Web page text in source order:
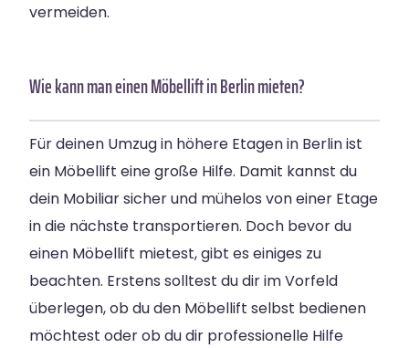
vermeiden.
Wie kann man einen Möbellift in Berlin mieten?
Für deinen Umzug in höhere Etagen in Berlin ist
ein Möbellift eine große Hilfe. Damit kannst du
dein Mobiliar sicher und mühelos von einer Etage
in die nächste transportieren. Doch bevor du
einen Möbellift mietest, gibt es einiges zu
beachten. Erstens solltest du dir im Vorfeld
überlegen, ob du den Möbellift selbst bedienen
möchtest oder ob du dir professionelle Hilfe